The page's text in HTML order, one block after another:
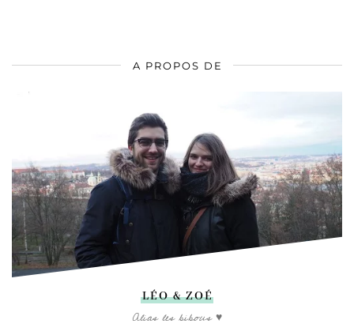
A PROPOS DE
LÉO & ZOÉ
Alias les bibous ♥